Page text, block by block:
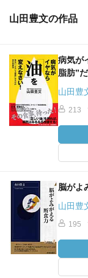
・水だけ断食を
処理が間に合わ
を巡り、不快な
えある。
仏教などで行わ
まない生活をし
ての断食」に姿
それが分子整合
山田豊文の作品
病気が
脂肪”
山田豊
213
脳がよ
山田豊
195